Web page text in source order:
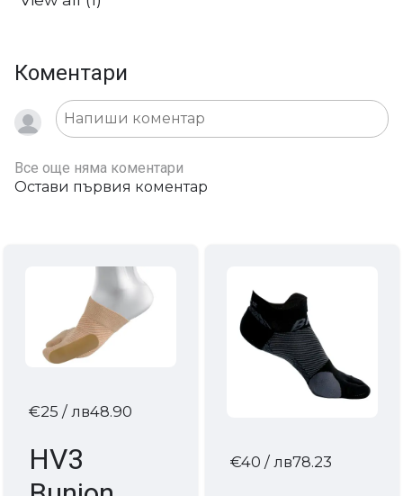
Коментари
Все още няма коментари
Остави първия коментар
HV3
€25 / лв48.90
€40 / лв78.23